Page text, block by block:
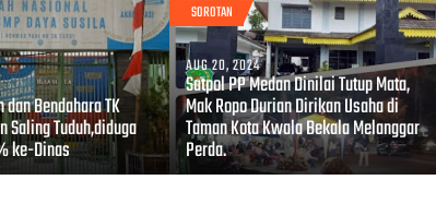
Bendahara TK
Saling Tuduh,diduga
ke-Dinas
SOROTAN
AUG 20, 2024
Satpol PP Medan Dinilai Tutup Mata,
Mak Ropo Durian Dirikan Usaha di
Taman Kota Kwala Bekala Melanggar
Perda.